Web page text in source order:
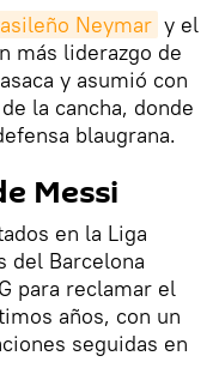
Neymar y el
más liderazgo de
y asumió con
la cancha, donde
blaugrana.
Messi
en la Liga
del Barcelona
para reclamar el
años, con un
seguidas en